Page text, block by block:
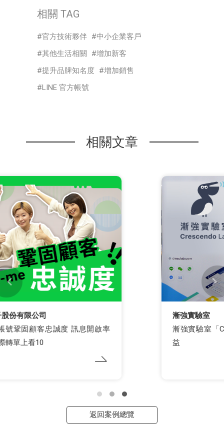
相關 TAG
官方技術夥伴
中小企業客戶
其他生活相關
增加新客
提升品牌知名度
增加銷售
LINE 官方帳號
相關文章
漸強實驗室
漸強實驗室「CRM資料整合工具」，放大電商效
益
返回案例總覽